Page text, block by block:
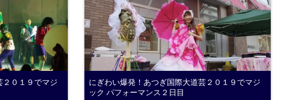
２０１９でマジ
にぎわい爆発！あつぎ国際大道芸２０１９でマジ
ック パフォーマンス２日目